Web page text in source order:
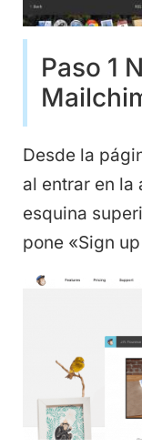
Paso 1
Desde la
al entrar en la
esquina
pone «Sign up